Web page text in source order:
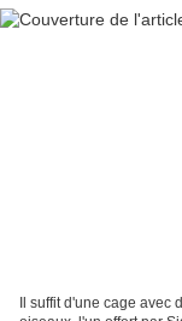
Il suffit d'une cage avec